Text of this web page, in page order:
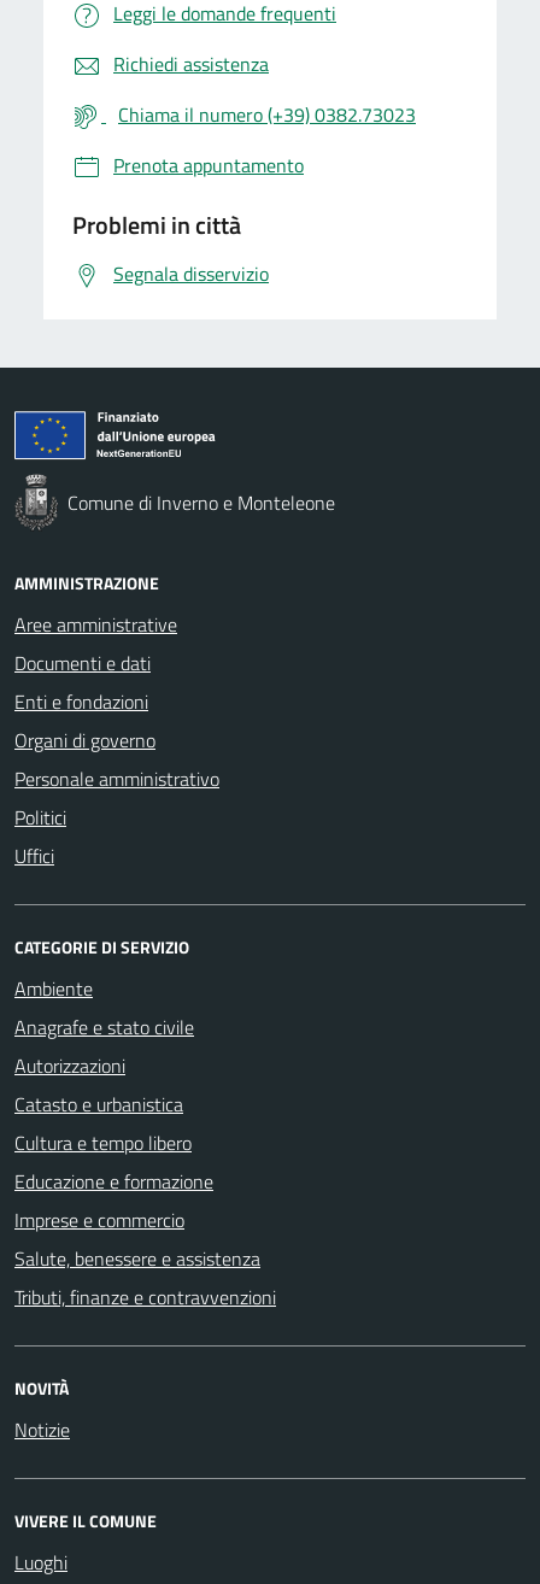
Leggi le domande frequenti
Richiedi assistenza
Chiama il numero (+39) 0382.73023
Prenota appuntamento
Problemi in città
Segnala disservizio
Comune di Inverno e Monteleone
AMMINISTRAZIONE
Aree amministrative
Documenti e dati
Enti e fondazioni
Organi di governo
Personale amministrativo
Politici
Uffici
CATEGORIE DI SERVIZIO
Ambiente
Anagrafe e stato civile
Autorizzazioni
Catasto e urbanistica
Cultura e tempo libero
Educazione e formazione
Imprese e commercio
Salute, benessere e assistenza
Tributi, finanze e contravvenzioni
NOVITÀ
Notizie
VIVERE IL COMUNE
Luoghi